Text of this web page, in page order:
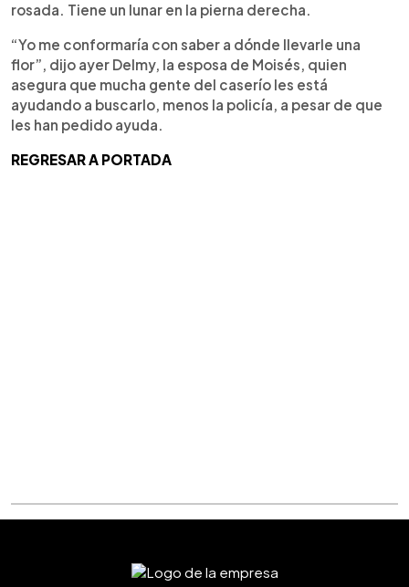
rosada. Tiene un lunar en la pierna derecha.
“Yo me conformaría con saber a dónde llevarle una
flor”, dijo ayer Delmy, la esposa de Moisés, quien
asegura que mucha gente del caserío les está
ayudando a buscarlo, menos la policía, a pesar de que
les han pedido ayuda.
REGRESAR A PORTADA